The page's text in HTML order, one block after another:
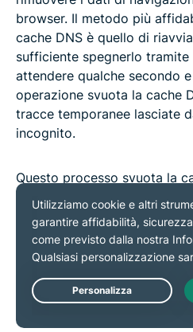
browser. Il metodo più
cache DNS è quello di
sufficiente spegnerlo
attendere qualche secondo
operazione svuota la cache
tracce temporanee lasciate
incognito.
Questo processo svuota la
le tracce delle attività in
suo interno.
Come nascondere
attività di
La modalità di navigazione